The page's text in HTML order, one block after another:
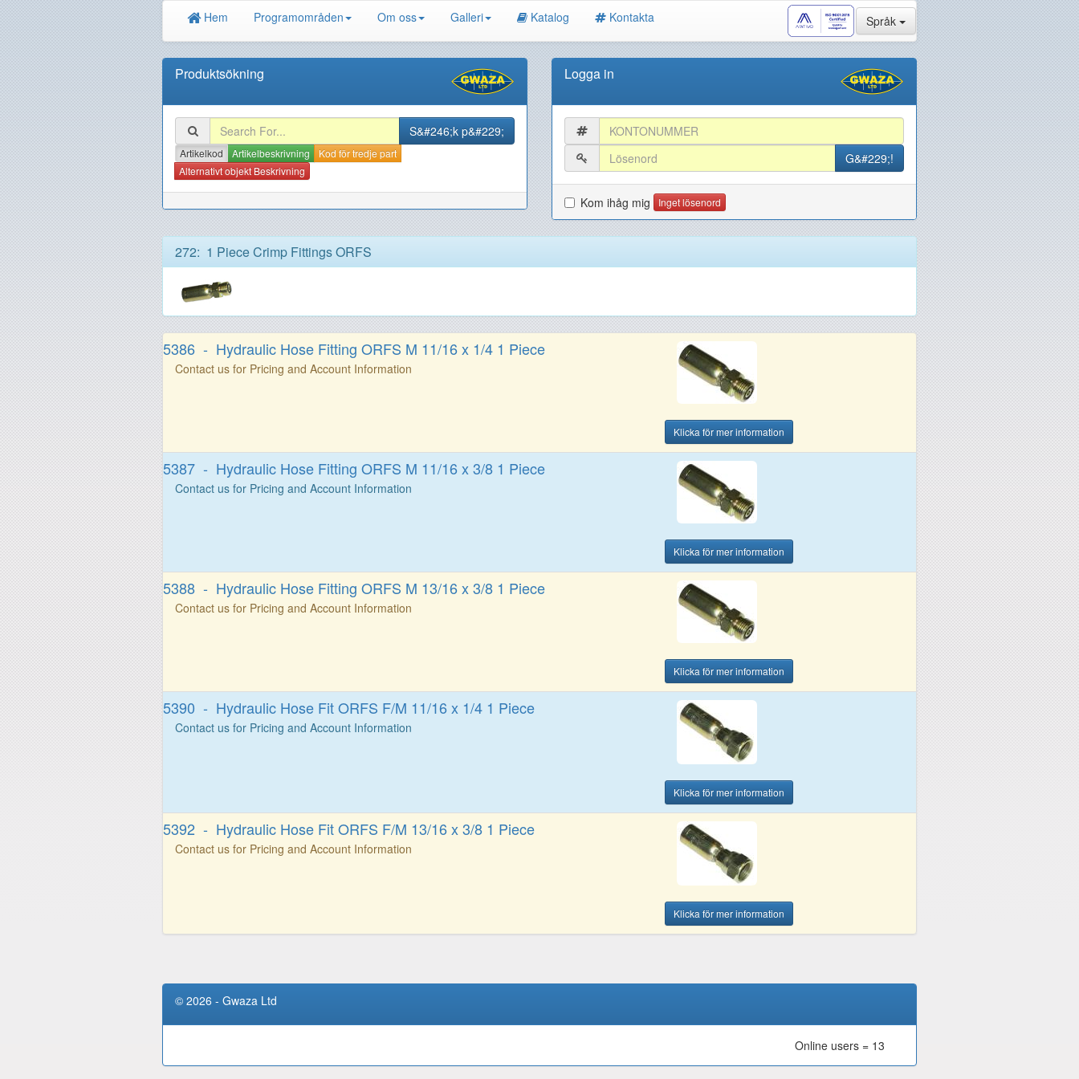
Hem Programområden Om oss Galleri Katalog Kontakta Språk
Produktsökning
Artikelkod Artikelbeskrivning
Kod för tredje part
Alternativt objekt Beskrivning
Logga in
Kom ihåg mig Inget lösenord
272: 1 Piece Crimp Fittings ORFS
5386 - Hydraulic Hose Fitting ORFS M 11/16 x 1/4 1 Piece
Contact us for Pricing and Account Information
Klicka för mer information
5387 - Hydraulic Hose Fitting ORFS M 11/16 x 3/8 1 Piece
Contact us for Pricing and Account Information
Klicka för mer information
5388 - Hydraulic Hose Fitting ORFS M 13/16 x 3/8 1 Piece
Contact us for Pricing and Account Information
Klicka för mer information
5390 - Hydraulic Hose Fit ORFS F/M 11/16 x 1/4 1 Piece
Contact us for Pricing and Account Information
Klicka för mer information
5392 - Hydraulic Hose Fit ORFS F/M 13/16 x 3/8 1 Piece
Contact us for Pricing and Account Information
Klicka för mer information
© 2026 - Gwaza Ltd
Online users = 13